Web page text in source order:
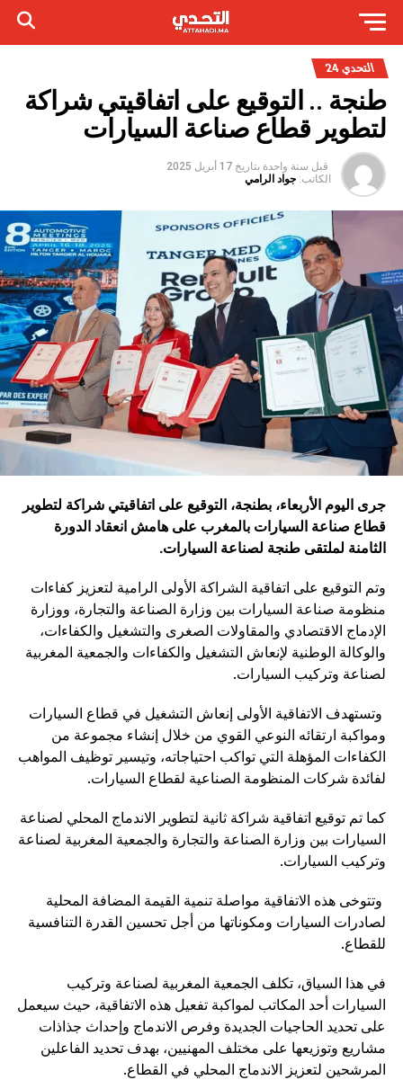
التحدي 24
طنجة .. التوقيع على اتفاقيتي شراكة
لتطوير قطاع صناعة السيارات
قبل سنة واحدة بتاريخ 17 أبريل 2025
الكاتب: جواد الرامي
جرى اليوم الأربعاء، بطنجة، التوقيع على اتفاقيتي شراكة لتطوير
قطاع صناعة السيارات بالمغرب على هامش انعقاد الدورة
الثامنة لملتقى طنجة لصناعة السيارات.
وتم التوقيع على اتفاقية الشراكة الأولى الرامية لتعزيز كفاءات
منظومة صناعة السيارات بين وزارة الصناعة والتجارة، ووزارة
الإدماج الاقتصادي والمقاولات الصغرى والتشغيل والكفاءات،
والوكالة الوطنية لإنعاش التشغيل والكفاءات والجمعية المغربية
لصناعة وتركيب السيارات.
وتستهدف الاتفاقية الأولى إنعاش التشغيل في قطاع السيارات
ومواكبة ارتقائه النوعي القوي من خلال إنشاء مجموعة من
الكفاءات المؤهلة التي تواكب احتياجاته، وتيسير توظيف المواهب
لفائدة شركات المنظومة الصناعية لقطاع السيارات.
كما تم توقيع اتفاقية شراكة ثانية لتطوير الاندماج المحلي لصناعة
السيارات بين وزارة الصناعة والتجارة والجمعية المغربية لصناعة
وتركيب السيارات.
وتتوخى هذه الاتفاقية مواصلة تنمية القيمة المضافة المحلية
لصادرات السيارات ومكوناتها من أجل تحسين القدرة التنافسية
للقطاع.
في هذا السياق، تكلف الجمعية المغربية لصناعة وتركيب
السيارات أحد المكاتب لمواكبة تفعيل هذه الاتفاقية، حيث سيعمل
على تحديد الحاجيات الجديدة وفرص الاندماج وإحداث جذاذات
مشاريع وتوزيعها على مختلف المهنيين، بهدف تحديد الفاعلين
المرشحين لتعزيز الاندماج المحلي في القطاع.